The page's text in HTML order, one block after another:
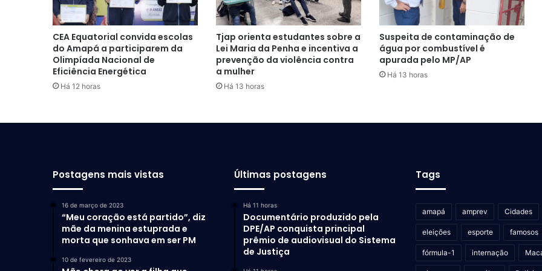
CEA Equatorial convida escolas
do Amapá a participarem da
Olimpíada Nacional de
Eficiência Energética
Há 12 horas
Tjap orienta estudantes sobre a
Lei Maria da Penha e incentiva a
prevenção da violência contra
a mulher
Há 13 horas
Suspeita de contaminação de
água por combustível é
apurada pelo MP/AP
Há 13 horas
Postagens mais vistas
16 de março de 2023
“Meu coração está partido”, diz
mãe da menina estuprada e
morta que sonhava em ser PM
10 de fevereiro de 2023
Últimas postagens
Há 11 horas
Documentário produzido pela
DPE/AP conquista principal
prêmio de audiovisual do Sistema
de Justiça
Tags
amapá amprev Cidades
eleições esporte famosos
fórmula-1 internação